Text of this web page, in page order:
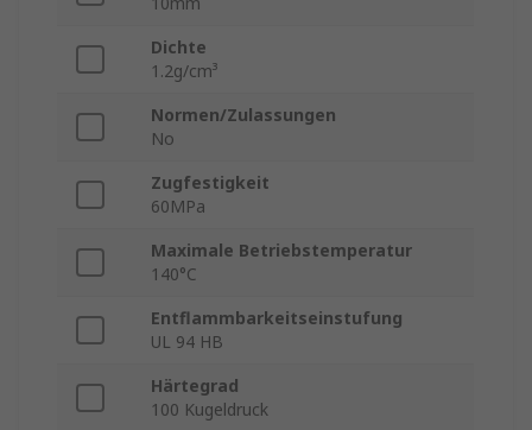
Dichte
1.2g/cm³
Normen/Zulassungen
No
Zugfestigkeit
60MPa
Maximale Betriebstemperatur
140°C
Entflammbarkeitseinstufung
UL 94 HB
Härtegrad
100 Kugeldruck